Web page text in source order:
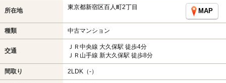
所在地 東京都新宿区百人町2丁目
MAP
種類 中古マンション
交通
ＪＲ中央線 大久保駅 徒歩4分
ＪＲ山手線 新大久保駅 徒歩8分
間取り 2LDK（-）